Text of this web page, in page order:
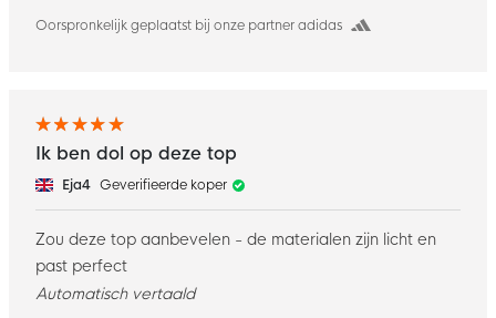
Oorspronkelijk geplaatst bij onze partner adidas
Ik ben dol op deze top
Eja4 Geverifieerde koper
Zou deze top aanbevelen - de materialen zijn licht en
past perfect
Automatisch vertaald